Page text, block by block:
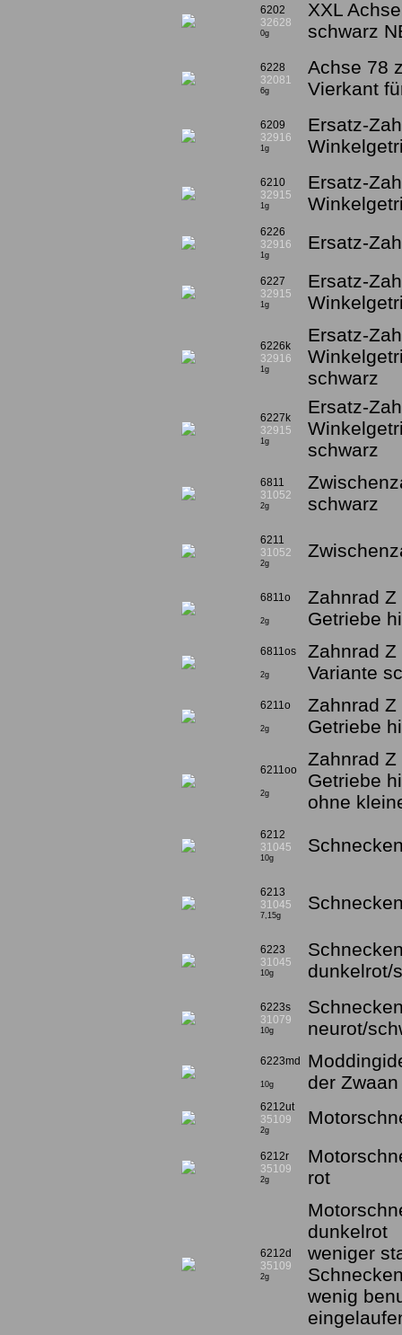
6202
32628
0g
XXL
schwarz
6228
32081
6g
Achse 78
Vierkant
6209
32916
1g
Ersatz-
6210
32915
1g
Ersatz-
6226
32916
1g
Ersatz-
6227
32915
1g
Ersatz-
6226k
32916
1g
Ersatz-
schwarz
6227k
32915
1g
Ersatz-
schwarz
6811
31052
2g
schwarz
6211
31052
2g
6811o
2g
Zahnrad
Getriebe
6811os
2g
Zahnrad
Variante
6211o
2g
Zahnrad
Getriebe
6211oo
2g
Zahnrad
Getriebe
ohne
6212
31045
10g
6213
31045
7,15g
6223
31045
10g
dunkelrot/
6223s
31079
10g
neurot/
6223md
10g
der Zwaan
6212ut
35109
2g
6212r
35109
2g
rot
6212d
35109
2g
dunkelrot
weniger
wenig